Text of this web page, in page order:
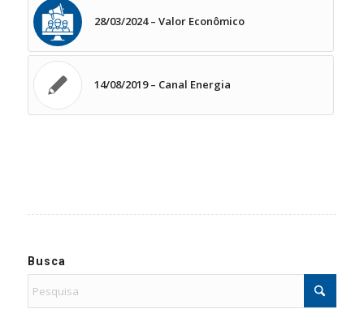
28/03/2024 – Valor Econômico
14/08/2019 – Canal Energia
Busca